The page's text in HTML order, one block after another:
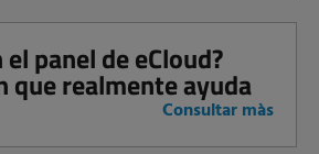
el panel de eCloud?
que realmente ayuda
Consultar màs